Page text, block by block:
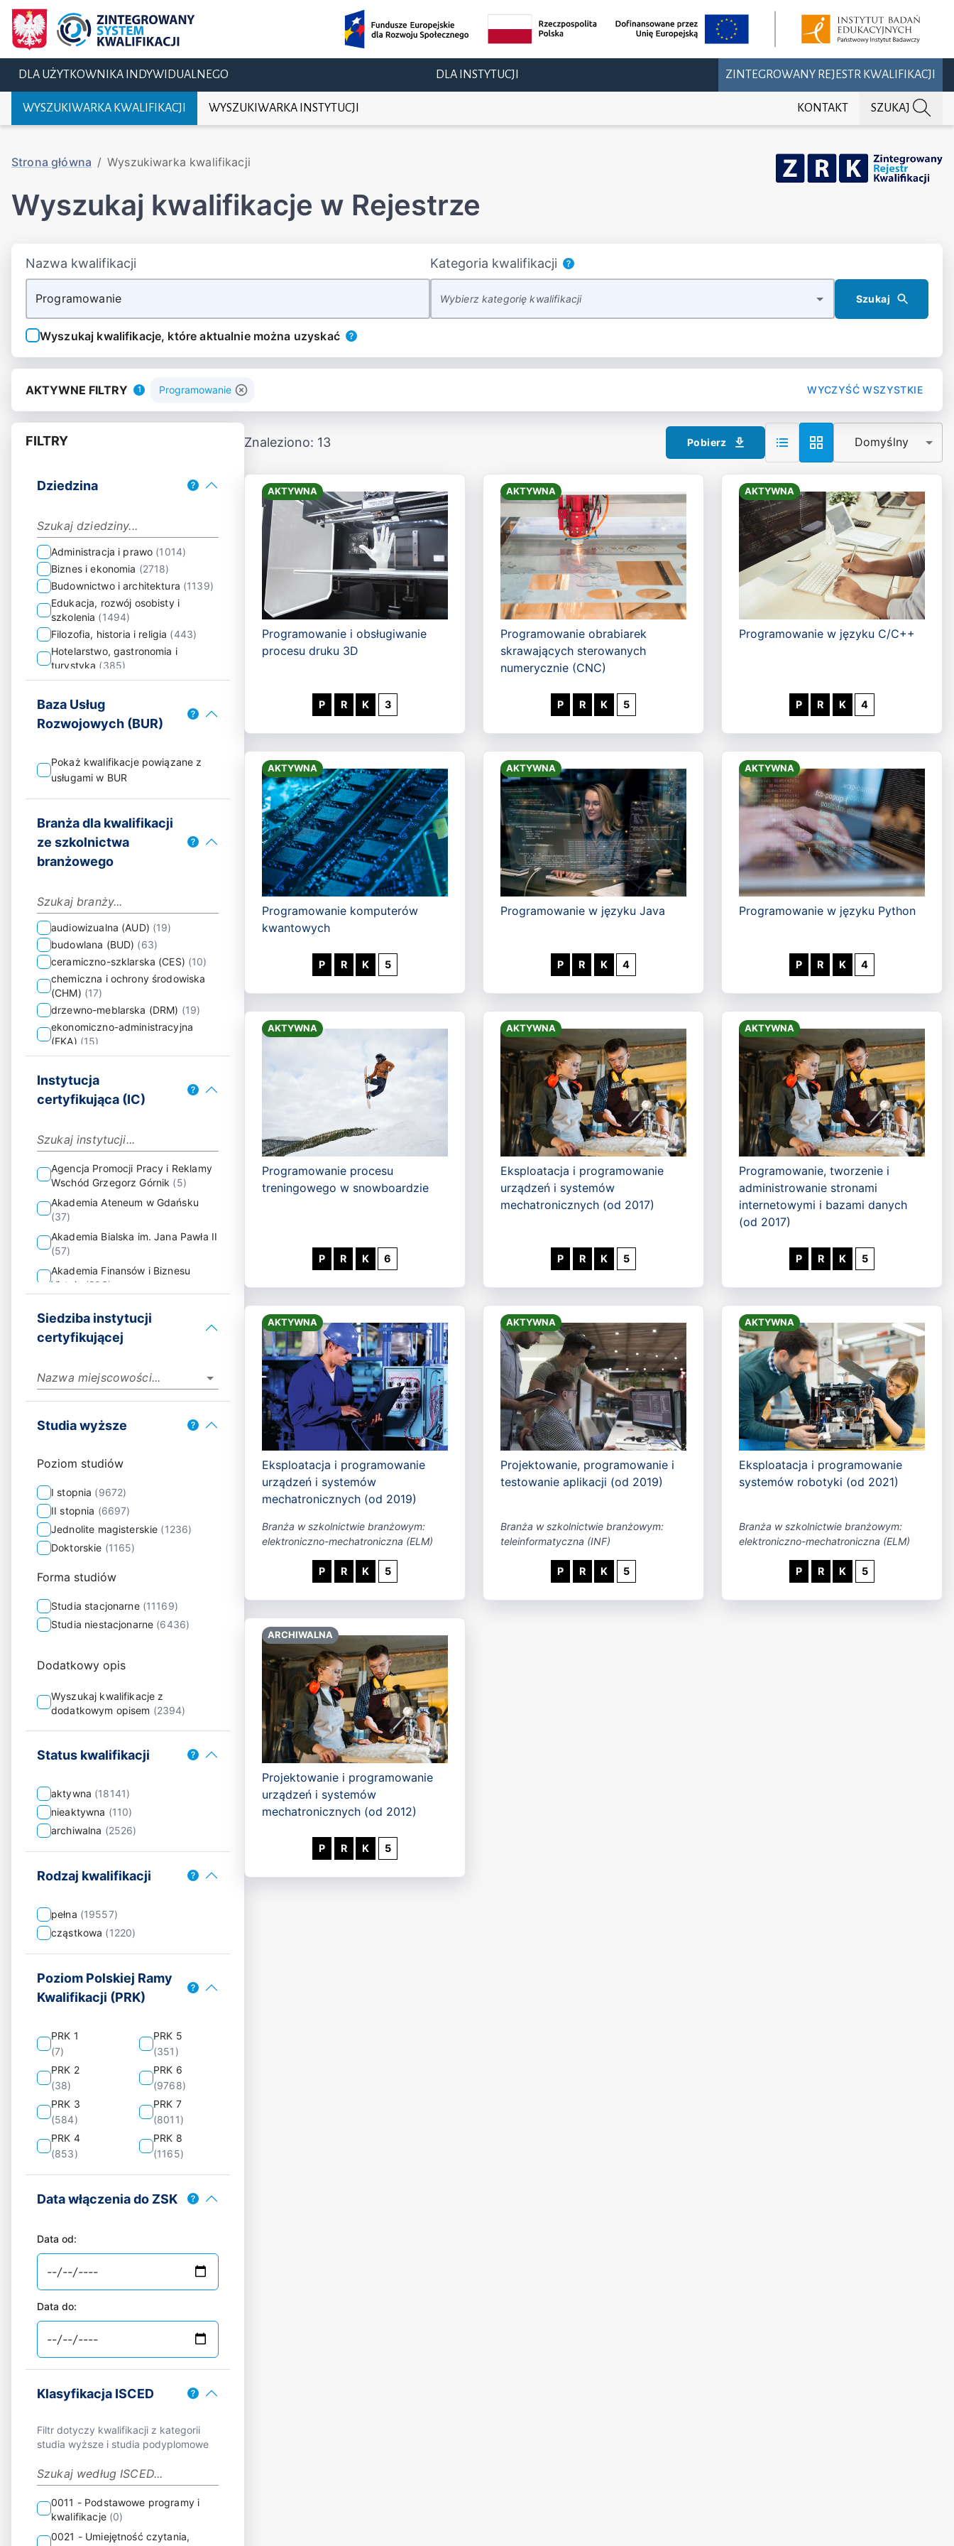
DLA UŻYTKOWNIKA INDYWIDUALNEGO DLA INSTYTUCJI ZINTEGROWANY REJESTR KWALIFIKACJI
WYSZUKIWARKA KWALIFIKACJI WYSZUKIWARKA INSTYTUCJI KONTAKT SZUKAJ